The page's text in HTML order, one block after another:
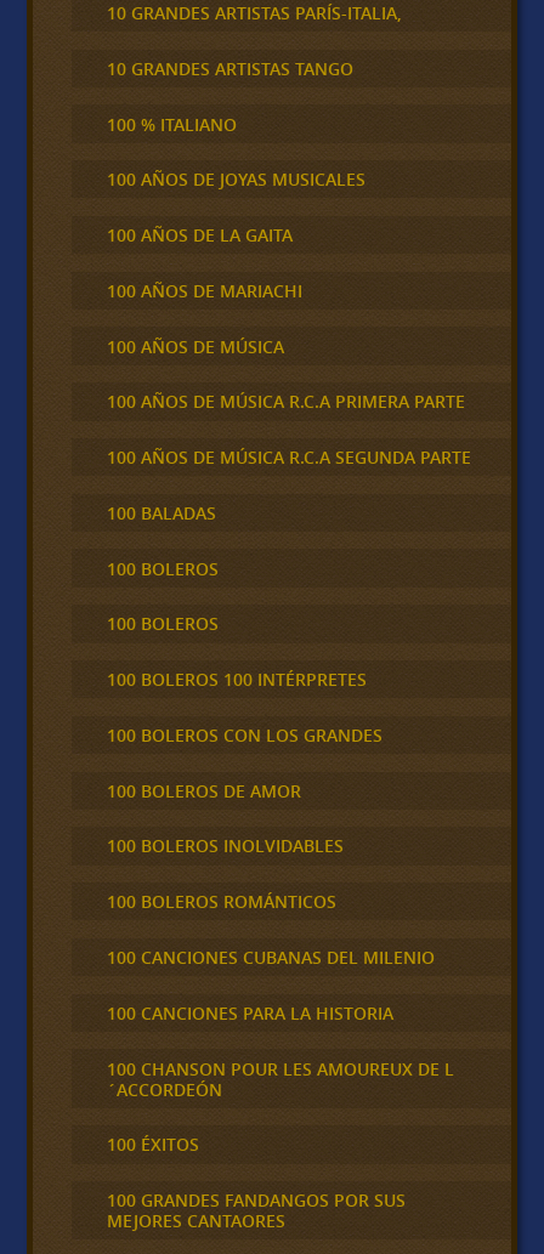
10 GRANDES ARTISTAS PARÍS-ITALIA,
10 GRANDES ARTISTAS TANGO
100 % ITALIANO
100 AÑOS DE JOYAS MUSICALES
100 AÑOS DE LA GAITA
100 AÑOS DE MARIACHI
100 AÑOS DE MÚSICA
100 AÑOS DE MÚSICA R.C.A PRIMERA PARTE
100 AÑOS DE MÚSICA R.C.A SEGUNDA PARTE
100 BALADAS
100 BOLEROS
100 BOLEROS
100 BOLEROS 100 INTÉRPRETES
100 BOLEROS CON LOS GRANDES
100 BOLEROS DE AMOR
100 BOLEROS INOLVIDABLES
100 BOLEROS ROMÁNTICOS
100 CANCIONES CUBANAS DEL MILENIO
100 CANCIONES PARA LA HISTORIA
100 CHANSON POUR LES AMOUREUX DE L
´ACCORDEÓN
100 ÉXITOS
100 GRANDES FANDANGOS POR SUS
MEJORES CANTAORES